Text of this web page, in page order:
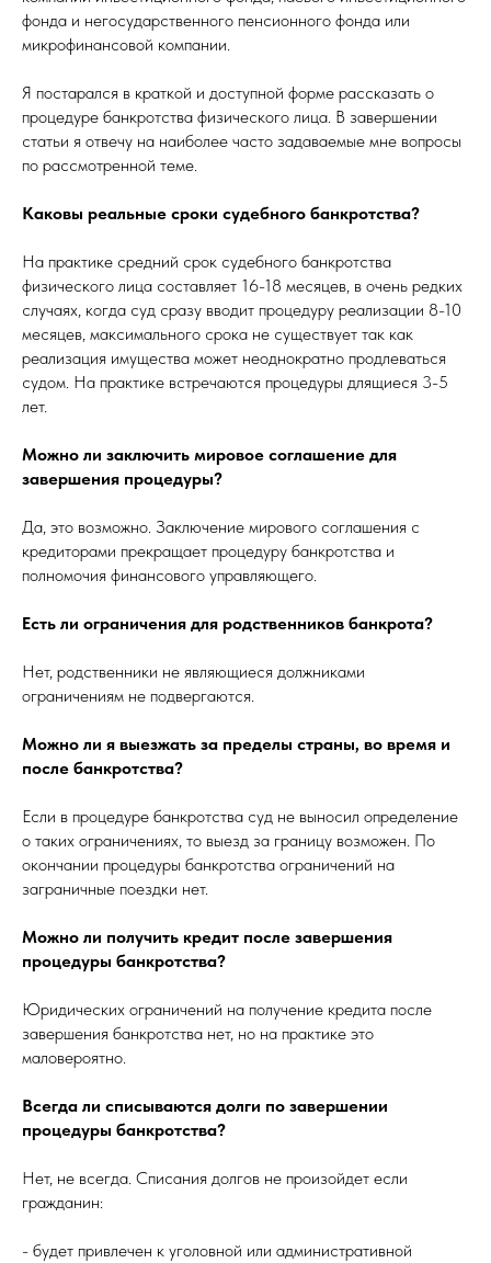
фонда и негосударственного пенсионного фонда или
микрофинансовой компании.
Я постарался в краткой и доступной форме рассказать о
процедуре банкротства физического лица. В завершении
статьи я отвечу на наиболее часто задаваемые мне вопросы
по рассмотренной теме.
Каковы реальные сроки судебного банкротства?
На практике средний срок судебного банкротства
физического лица составляет 16-18 месяцев, в очень редких
случаях, когда суд сразу вводит процедуру реализации 8-10
месяцев, максимального срока не существует так как
реализация имущества может неоднократно продлеваться
судом. На практике встречаются процедуры длящиеся 3-5
лет.
Можно ли заключить мировое соглашение для
завершения процедуры?
Да, это возможно. Заключение мирового соглашения с
кредиторами прекращает процедуру банкротства и
полномочия финансового управляющего.
Есть ли ограничения для родственников банкрота?
Нет, родственники не являющиеся должниками
ограничениям не подвергаются.
Можно ли я выезжать за пределы страны, во время и
после банкротства?
Если в процедуре банкротства суд не выносил определение
о таких ограничениях, то выезд за границу возможен. По
окончании процедуры банкротства ограничений на
заграничные поездки нет.
Можно ли получить кредит после завершения
процедуры банкротства?
Юридических ограничений на получение кредита после
завершения банкротства нет, но на практике это
маловероятно.
Всегда ли списываются долги по завершении
процедуры банкротства?
Нет, не всегда. Списания долгов не произойдет если
гражданин:
- будет привлечен к уголовной или административной